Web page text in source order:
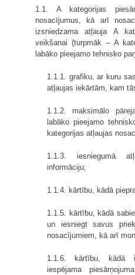
1.1. A kategorijas
nosacījumus, kā arī
izsniedzama atļauja A
veikšanai (turpmāk – A
labāko pieejamo tehnisko
1.1.1. grafiku, ar kuru
atļaujas iekārtām, kam
1.1.2. maksimālo
labāko pieejamo
kategorijas atļaujas
1.1.3. iesniegumā
informāciju;
1.1.4. kārtību, kādā
1.1.5. kārtību, kādā
un iesniegt savus
nosacījumiem, kā arī
1.1.6. kārtību, kādā
iespējama